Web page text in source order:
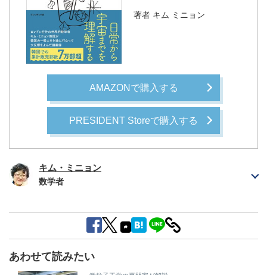
著者 キム ミニョン
AMAZONで購入する
PRESIDENT Storeで購入する
キム・ミニョン
数学者
#
あわせて読みたい